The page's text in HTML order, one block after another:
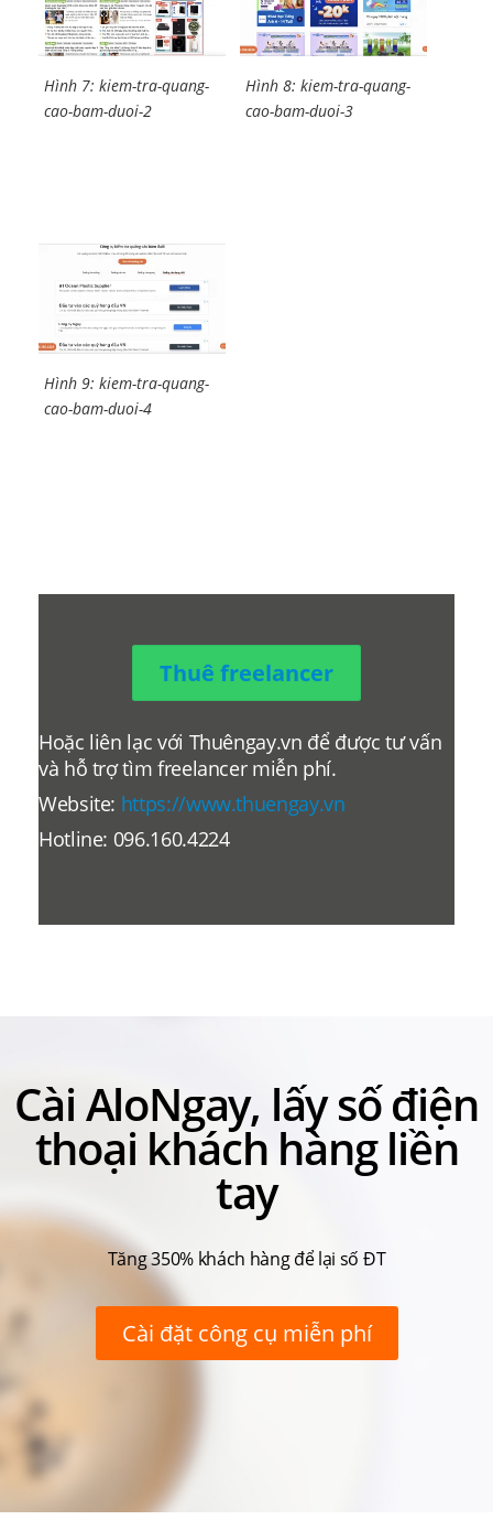
Hình 7: kiem-tra-quang-
cao-bam-duoi-2
Hình 8: kiem-tra-quang-
cao-bam-duoi-3
Hình 9: kiem-tra-quang-
cao-bam-duoi-4
Thuê freelancer
Hoặc liên lạc với Thuêngay.vn để được tư vấn
và hỗ trợ tìm freelancer miễn phí.
Website: https://www.thuengay.vn
Hotline: 096.160.4224
Cài AloNgay, lấy số điện
thoại khách hàng liền
tay
Tăng 350% khách hàng để lại số ĐT
Cài đặt công cụ miễn phí